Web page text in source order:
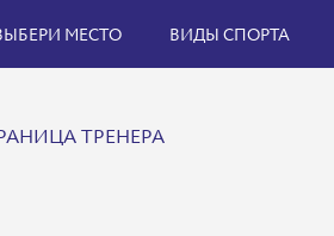
МЕСТО ВИДЫ СПОРТА
ТРЕНЕРА